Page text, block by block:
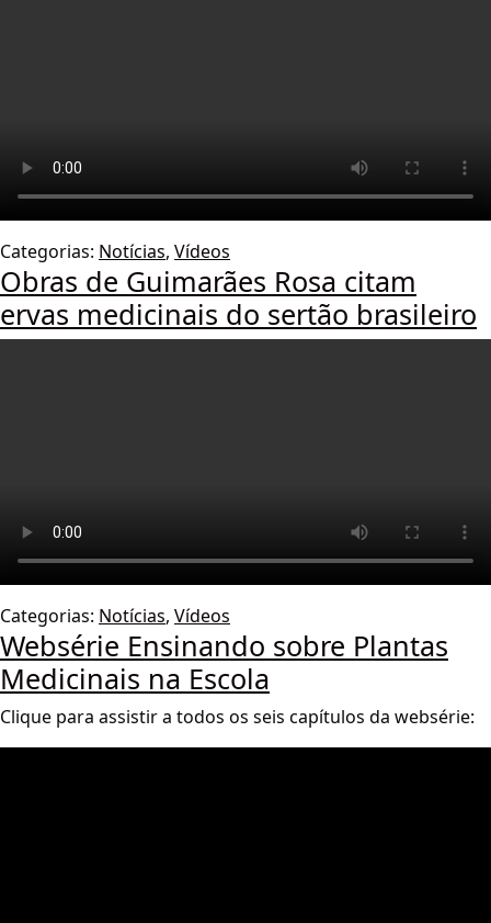
Categorias: Notícias, Vídeos
Obras de Guimarães Rosa citam
ervas medicinais do sertão brasileiro
Categorias: Notícias, Vídeos
Websérie Ensinando sobre Plantas
Medicinais na Escola
Clique para assistir a todos os seis capítulos da websérie: